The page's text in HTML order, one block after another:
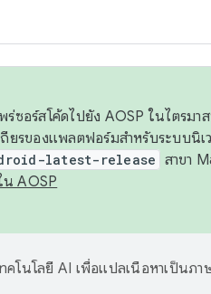
ซอร์สโค้ดไปยัง AOSP ในไตรม
รของแพลตฟอร์มสำหรับระบบนิเ
latest-release สาขา
น AOSP
คโนโลยี AI เพื่อแปลเนื้อหาเป็นภา